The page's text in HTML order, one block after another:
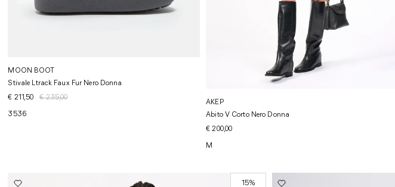
MOON BOOT
Stivale Ltrack Faux Fur Nero Donna
€ 211,50
€ 235,00
3536
AKEP
Abito V Corto Nero Donna
€ 200,00
M
15%